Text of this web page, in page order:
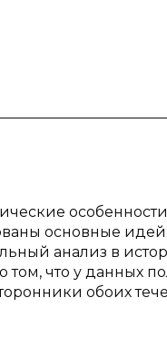
основные
анализ в
том, что у данных
обоих